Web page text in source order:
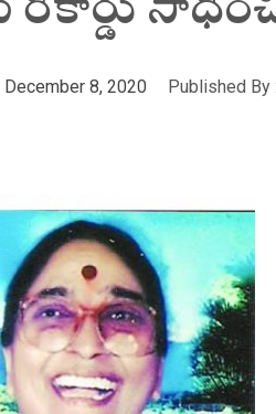
December 8, 2020 Published By :